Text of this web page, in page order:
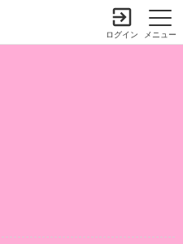
メニュー
ログイン